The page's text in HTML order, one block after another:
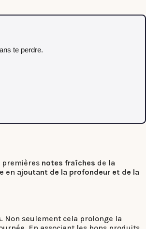
te perdre.
premières notes fraîches de la
en ajoutant de la profondeur et de la
Non seulement cela prolonge la